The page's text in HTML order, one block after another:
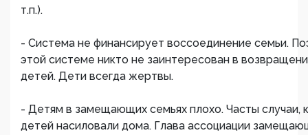
т.п.).
- Система не финансирует воссоединение семьи.
этой системе никто не заинтересован в
детей. Дети всегда жертвы.
- Детям в замещающих семьях плохо. Часты случаи,
детей насиловали дома. Глава ассоциации